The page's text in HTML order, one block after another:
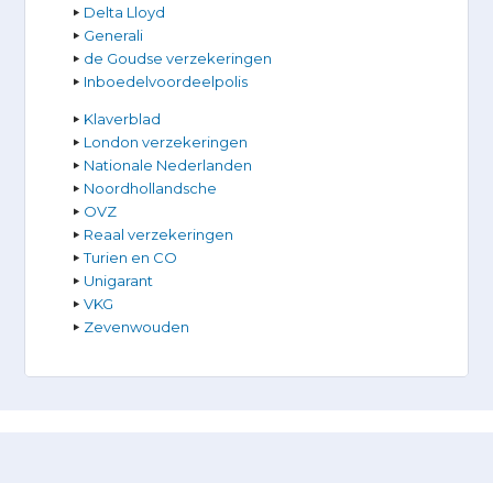
Delta Lloyd
Generali
de Goudse verzekeringen
Inboedelvoordeelpolis
Klaverblad
London verzekeringen
Nationale Nederlanden
Noordhollandsche
OVZ
Reaal verzekeringen
Turien en CO
Unigarant
VKG
Zevenwouden